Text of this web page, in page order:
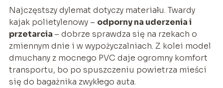
Najczęstszy dylemat dotyczy materiału. Twardy
kajak polietylenowy – odporny na uderzenia i
przetarcia – dobrze sprawdza się na rzekach o
zmiennym dnie i w wypożyczalniach. Z kolei model
dmuchany z mocnego PVC daje ogromny komfort
transportu, bo po spuszczeniu powietrza mieści
się do bagażnika zwykłego auta.